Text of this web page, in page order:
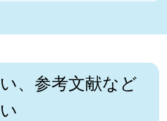
、参考文献など